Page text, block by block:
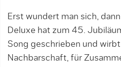
Erst wundert man sich,
Deluxe hat zum 45.
Song geschrieben und
Nachbarschaft, für